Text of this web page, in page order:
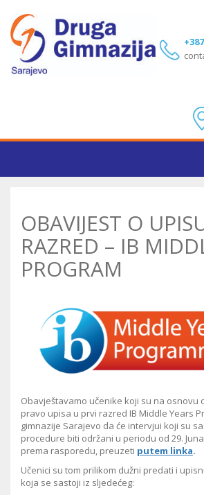
OBAVIJEST O
RAZRED – IB
PROGRAM
Obavještavamo učenike koji su na osnovu
pravo upisa u prvi razred IB Middle Years
gimnazije Sarajevo da će intervjui koji su
procedure biti održani u periodu od 29. Juna
prema rasporedu, preuzeti putem linka.
Učenici su tom prilikom dužni predati i
koja se sastoji iz sljedećeg: